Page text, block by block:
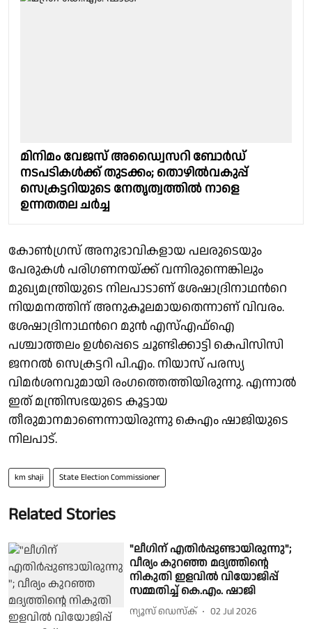
മിനിമം വേജസ് അഡ്വൈസറി ബോർഡ്
നടപടികൾക്ക് തുടക്കം; തൊഴിൽവകുപ്പ്
സെക്രട്ടറിയുടെ നേതൃത്വത്തിൽ നാളെ
ഉന്നതതല ചർച്ച
കോണ്‍ഗ്രസ് അനുഭാവികളായ പലരുടെയും
പേരുകള്‍ പരിഗണനയ്ക്ക് വന്നിരുന്നെങ്കിലും
മുഖ്യമന്ത്രിയുടെ നിലപാടാണ് ശേഷാദ്രിനാഥന്‍റെ
നിയമനത്തിന് അനുകൂലമായതെന്നാണ് വിവരം.
ശേഷാദ്രിനാഥന്‍റെ മുന്‍ എസ്എഫ്ഐ
പശ്ചാത്തലം ഉള്‍പ്പെടെ ചൂണ്ടിക്കാട്ടി കെപിസിസി
ജനറല്‍ സെക്രട്ടറി പി.എം. നിയാസ് പരസ്യ
വിമര്‍ശനവുമായി രംഗത്തെത്തിയിരുന്നു. എന്നാല്‍
ഇത് മന്ത്രിസഭയുടെ കൂട്ടായ
തീരുമാനമാണെന്നായിരുന്നു കെഎം ഷാജിയുടെ
നിലപാട്.
km shaji State Election Commissioner
Related Stories
"ലീഗിന് എതിർപ്പുണ്ടായിരുന്നു";
വീര്യം കുറഞ്ഞ മദ്യത്തിന്റെ
നികുതി ഇളവിൽ വിയോജിപ്പ്
സമ്മതിച്ച് കെ.എം. ഷാജി
ന്യൂസ് ഡെസ്ക് 02 Jul 2026